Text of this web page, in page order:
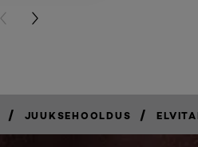
PREVIOUS CARD
NEXT CARD
/ JUUKSEHOOLDUS /